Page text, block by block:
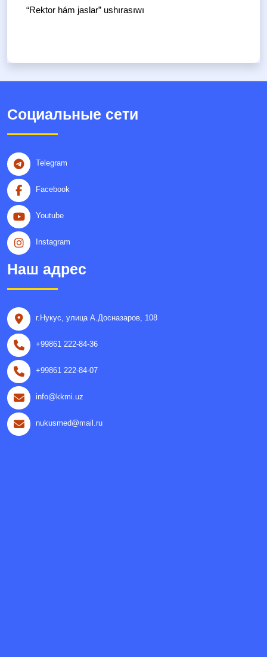
“Rektor hám jaslar” ushırasıwı
Социальные сети
Telegram
Facebook
Youtube
Instagram
Наш адрес
г.Нукус, улица A.Досназаров, 108
+99861 222-84-36
+99861 222-84-07
info@kkmi.uz
nukusmed@mail.ru